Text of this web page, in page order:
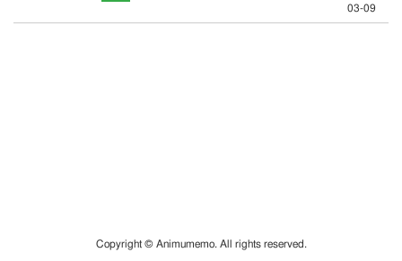
03-09
Copyright © Animumemo. All rights reserved.